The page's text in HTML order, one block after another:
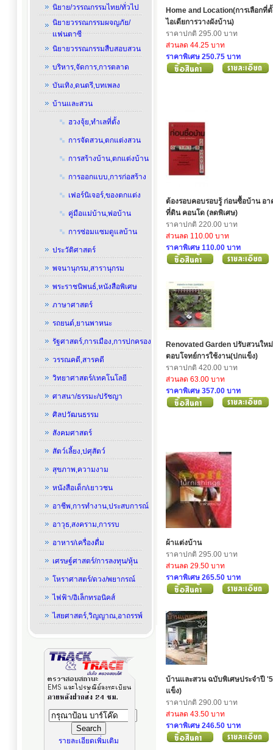
นิยาย/วรรณกรรมไทย/ทั่วไป
นิยายวรรณกรรมผจญภัย/
แฟนตาซี
นิยายวรรณกรรมสืบสอบสวน
บริหาร,จัดการ,การตลาด
บันเทิง,ดนตรี,บทเพลง
บ้านและสวน
ฮวงจุ้ย,ทำเลที่ตั้ง
การจัดสวน,ตกแต่งสวน
การสร้างบ้าน,ตกแต่งบ้าน
การออกแบบ,การก่อสร้าง
เฟอร์นิเจอร์,ของตกแต่ง
คู่มือแม่บ้าน,พ่อบ้าน
การซ่อมแซมดูแลบ้าน
ประวัติศาสตร์
พจนานุกรม,สารานุกรม
พระราชนิพนธ์,หนังสือพิเศษ
ภาษาศาสตร์
รถยนต์,ยานพาหนะ
รัฐศาสตร์,การเมือง,การปกครอง
วรรณคดี,สารคดี
วิทยาศาสตร์/เทคโนโลยี
ศาสนา/ธรรมะ/ปรัชญา
ศิลปวัฒนธรรม
สังคมศาสตร์
สัตว์เลี้ยง,ปศุสัตว์
สุขภาพ,ความงาม
หนังสือเด็ก/เยาวชน
อาชีพ,การทำงาน,ประสบการณ์
อาวุธ,สงคราม,การรบ
อาหาร/เครื่องดื่ม
เศรษฐ์ศาสตร์/การลงทุน/หุ้น
โหราศาสตร์/ดวง/พยากรณ์
ไฟฟ้า/อิเล็กทรอนิคส์
ไสยศาสตร์,วิญญาณ,อาถรรพ์
รายละเอียดเพิ่มเติม
Home and Location(การเลือกที่
ไอเดียการวางผังบ้าน)
ราคาปกติ 295.00 บาท
ส่วนลด 44.25 บาท
ราคาพิเศษ 250.75 บาท
ต้องรอบคอบรอบรู้ ก่อนซื้อบ้าน อา
ที่ดิน คอนโด (ลดพิเศษ)
ราคาปกติ 220.00 บาท
ส่วนลด 110.00 บาท
ราคาพิเศษ 110.00 บาท
Renovated Garden ปรับสวนให
ตอบโจทย์การใช้งาน(ปกแข็ง)
ราคาปกติ 420.00 บาท
ส่วนลด 63.00 บาท
ราคาพิเศษ 357.00 บาท
ผ้าแต่งบ้าน
ราคาปกติ 295.00 บาท
ส่วนลด 29.50 บาท
ราคาพิเศษ 265.50 บาท
บ้านและสวน ฉบับพิเศษประจำปี
แข็ง)
ราคาปกติ 290.00 บาท
ส่วนลด 43.50 บาท
ราคาพิเศษ 246.50 บาท